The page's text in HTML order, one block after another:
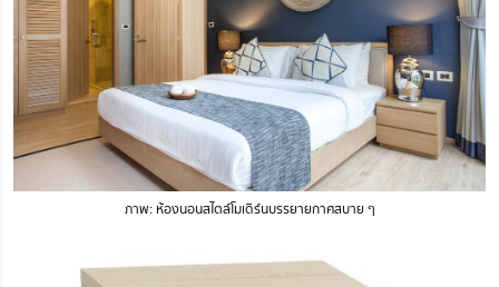
ภาพ: ห้องนอนสไตล์โมเดิร์นบรรยายกาศสบาย ๆ